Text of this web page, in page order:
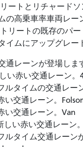
ートとリチャード
の高乗車率車両レー
リートの既存のパ
イムにアップグレー
通レーンが登場しま
い赤い交通レーン。
ルタイムの交通レー
い交通レーン。
い交通レーン。Van
しい赤い交通レーン
ルタイム交通レーン